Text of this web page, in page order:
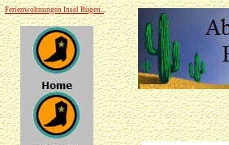
Ferienwohnungen Insel Rügen...